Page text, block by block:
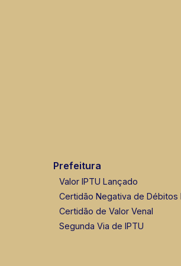
Prefeitura
Valor IPTU Lançado
Certidão Negativa de Débitos
Certidão de Valor Venal
Segunda Via de IPTU